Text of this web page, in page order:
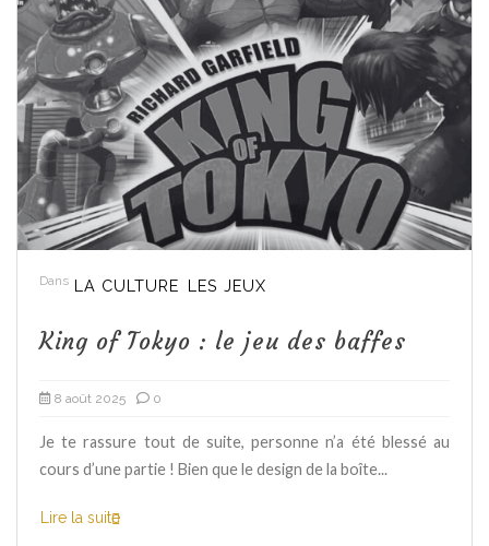
Dans LA CULTURE LES JEUX
King of Tokyo : le jeu des baffes
8 août 2025 0
Je te rassure tout de suite, personne n’a été blessé au
cours d’une partie ! Bien que le design de la boîte...
Lire la suite